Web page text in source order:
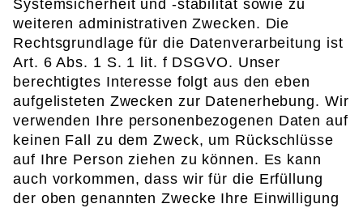
Systemsicherheit und -stabilität sowie zu
weiteren administrativen Zwecken. Die
Rechtsgrundlage für die Datenverarbeitung ist
Art. 6 Abs. 1 S. 1 lit. f DSGVO. Unser
berechtigtes Interesse folgt aus den eben
aufgelisteten Zwecken zur Datenerhebung. Wir
verwenden Ihre personenbezogenen Daten auf
keinen Fall zu dem Zweck, um Rückschlüsse
auf Ihre Person ziehen zu können. Es kann
auch vorkommen, dass wir für die Erfüllung
der oben genannten Zwecke Ihre Einwilligung